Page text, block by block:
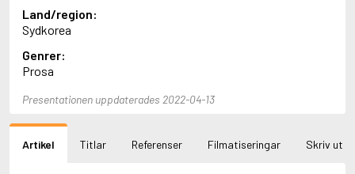
Abbott, John
Abbott, Megan
Abdel-Fattah, Randa
Abdolah, Kader
Abé, Kobo
Abele, Inga
Aboulela, Leila
Land/region:
Sydkorea
Genrer:
Prosa
Presentationen uppdaterades 2022-04-13
Artikel Titlar Referenser Filmatiseringar Skriv ut